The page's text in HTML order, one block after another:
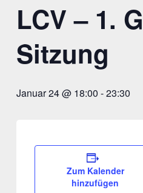
LCV – 1.
Sitzung
Januar 24 @ 18:00 -23:30
Zum Kalender
hinzufügen